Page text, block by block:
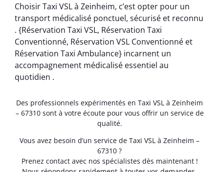
Choisir Taxi VSL à Zeinheim, c’est opter pour un
transport médicalisé ponctuel, sécurisé et reconnu
. {Réservation Taxi VSL, Réservation Taxi
Conventionné, Réservation VSL Conventionné et
Réservation Taxi Ambulance} incarnent un
accompagnement médicalisé essentiel au
quotidien .
Des professionnels expérimentés en Taxi VSL à Zeinheim
– 67310 sont à votre écoute pour vous offrir un service de
qualité.
Vous avez besoin d’un service de Taxi VSL à Zeinheim –
67310 ?
Prenez contact avec nos spécialistes dès maintenant !